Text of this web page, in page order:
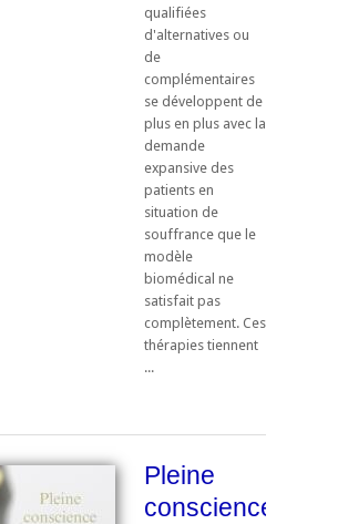
qualifiées
d'alternatives ou
de
complémentaires
se développent de
plus en plus avec la
demande
expansive des
patients en
situation de
souffrance que le
modèle
biomédical ne
satisfait pas
complètement. Ces
thérapies tiennent
...
Pleine
conscience